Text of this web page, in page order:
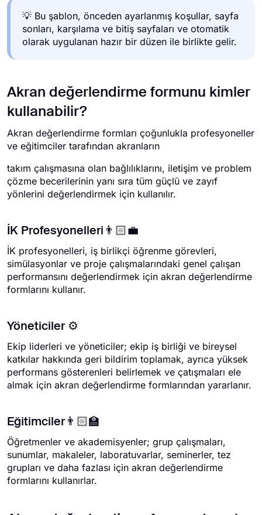
💡 Bu şablon, önceden ayarlanmış koşullar, sayfa
sonları, karşılama ve bitiş sayfaları ve otomatik
olarak uygulanan hazır bir düzen ile birlikte gelir.
Akran değerlendirme formunu kimler
kullanabilir?
Akran değerlendirme formları çoğunlukla profesyoneller
ve eğitimciler tarafından akranların
takım çalışmasına olan bağlılıklarını, iletişim ve problem
çözme becerilerinin yanı sıra tüm güçlü ve zayıf
yönlerini değerlendirmek için kullanılır.
İK Profesyonelleri👨🏻‍💼
İK profesyonelleri, iş birlikçi öğrenme görevleri,
simülasyonlar ve proje çalışmalarındaki genel çalışan
performansını değerlendirmek için akran değerlendirme
formlarını kullanır.
Yöneticiler ⚙️
Ekip liderleri ve yöneticiler; ekip iş birliği ve bireysel
katkılar hakkında geri bildirim toplamak, ayrıca yüksek
performans gösterenleri belirlemek ve çatışmaları ele
almak için akran değerlendirme formlarından yararlanır.
Eğitimciler👨🏻‍🏫
Öğretmenler ve akademisyenler; grup çalışmaları,
sunumlar, makaleler, laboratuvarlar, seminerler, tez
grupları ve daha fazlası için akran değerlendirme
formlarını kullanırlar.